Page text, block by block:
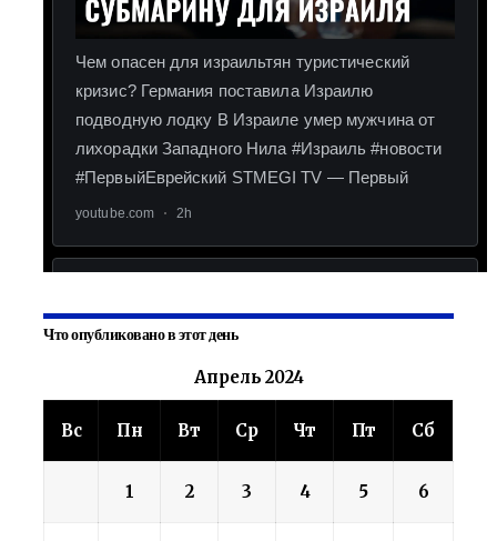
Что опубликовано в этот день
Апрель 2024
Вс Пн Вт Ср Чт Пт Сб
1 2 3 4 5 6